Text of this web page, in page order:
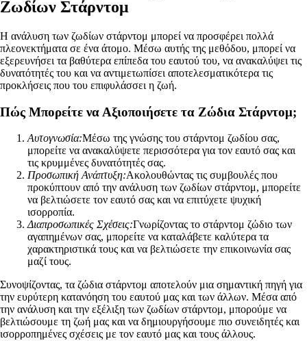
Ζωδίων Στάρντομ
Η ανάλυση των ζωδίων στάρντομ μπορεί να προσφέρει πολλά
πλεονεκτήματα σε ένα άτομο. Μέσω αυτής της μεθόδου, μπορεί να
εξερευνήσει τα βαθύτερα επίπεδα του εαυτού του, να ανακαλύψει τις
δυνατότητές του και να αντιμετωπίσει αποτελεσματικότερα τις
προκλήσεις που του επιφυλάσσει η ζωή.
Πώς Μπορείτε να Αξιοποιήσετε τα Ζώδια Στάρντομ;
Αυτογνωσία:Μέσω της γνώσης του στάρντομ ζωδίου σας,
μπορείτε να ανακαλύψετε περισσότερα για τον εαυτό σας και
τις κρυμμένες δυνατότητές σας.
Προσωπική Ανάπτυξη:Ακολουθώντας τις συμβουλές που
προκύπτουν από την ανάλυση των ζωδίων στάρντομ, μπορείτε
να βελτιώσετε τον εαυτό σας και να επιτύχετε ψυχική
ισορροπία.
Διαπροσωπικές Σχέσεις:Γνωρίζοντας το στάρντομ ζώδιο των
αγαπημένων σας, μπορείτε να καταλάβετε καλύτερα τα
χαρακτηριστικά τους και να βελτιώσετε την επικοινωνία σας
μαζί τους.
Συνοψίζοντας, τα ζώδια στάρντομ αποτελούν μια σημαντική πηγή για
την ευρύτερη κατανόηση του εαυτού μας και των άλλων. Μέσα από
την ανάλυση και την εξέλιξη των ζωδίων στάρντομ, μπορούμε να
βελτιώσουμε τη ζωή μας και να δημιουργήσουμε πιο συνειδητές και
ισορροπημένες σχέσεις με τον εαυτό μας και τους άλλους.